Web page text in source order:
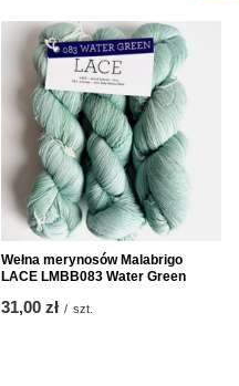
Wełna merynosów Malabrigo
LACE LMBB083 Water Green
31,00 zł / szt.